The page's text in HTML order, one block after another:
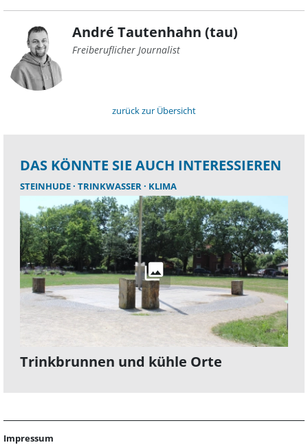
André Tautenhahn (tau)
Freiberuflicher Journalist
zurück zur Übersicht
DAS KÖNNTE SIE AUCH INTERESSIEREN
STEINHUDE TRINKWASSER KLIMA
Trinkbrunnen und kühle Orte
Impressum